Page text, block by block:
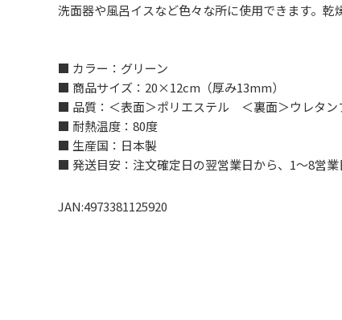
洗面器や風呂イスなど色々な所に使用できます。乾
■ カラー：グリーン
■ 商品サイズ：20×12cm（厚み13mm）
■ 品質：＜表面＞ポリエステル ＜裏面＞ウレタ
■ 耐熱温度：80度
■ 生産国：日本製
■ 発送目安：注文確定日の翌営業日から、1～8営
JAN:4973381125920